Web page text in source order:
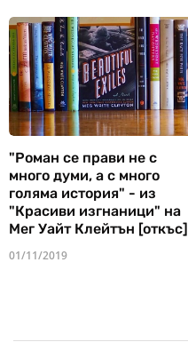
"Роман се прави не с
много думи, а с много
голяма история" - из
"Красиви изгнаници" на
Мег Уайт Клейтън [откъс]
01/11/2019